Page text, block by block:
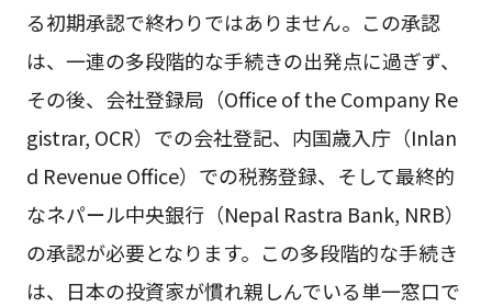
る初期承認で終わりではありません。この承認
は、一連の多段階的な手続きの出発点に過ぎず、
その後、会社登録局（Office of the Company Re
gistrar, OCR）での会社登記、内国歳入庁（Inlan
d Revenue Office）での税務登録、そして最終的
なネパール中央銀行（Nepal Rastra Bank, NRB）
の承認が必要となります。この多段階的な手続き
は、日本の投資家が慣れ親しんでいる単一窓口で